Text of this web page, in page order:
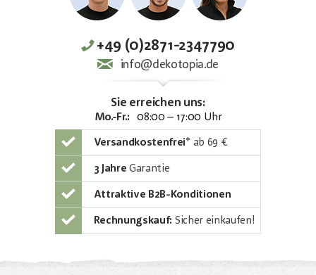
+49 (0)2871-2347790
info@dekotopia.de
Sie erreichen uns:
Mo.-Fr.: 08:00 – 17:00 Uhr
Versandkostenfrei* ab 69 €
3 Jahre Garantie
Attraktive B2B-Konditionen
Rechnungskauf: Sicher einkaufen!